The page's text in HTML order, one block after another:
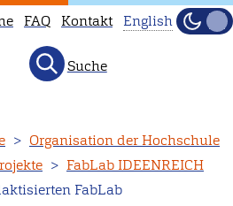
FAQ Kontakt
not
available
English
Hell
Suche
Organisation der Hochschule
FabLab IDEENREICH
FabLab